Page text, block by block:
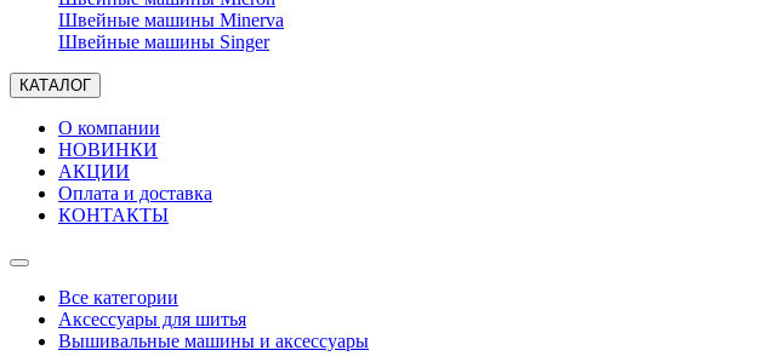
Швейные машины Minerva
Швейные машины Singer
КАТАЛОГ
О компании
НОВИНКИ
АКЦИИ
Оплата и доставка
КОНТАКТЫ
Все категории
Аксессуары для шитья
Вышивальные машины и аксессуары